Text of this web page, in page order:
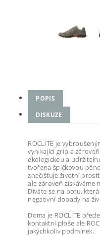
POPIS
DISKUZE
ROCLITE je
vynikající grip a
ekologickou a
tvořena špičkovou
znečišťuje životní
ale zároveň získáváme
Díváte se na botu,
negativní dopady na
Doma je ROCLITE
kontaktní ploše ale
jakýchkoliv podmínek.